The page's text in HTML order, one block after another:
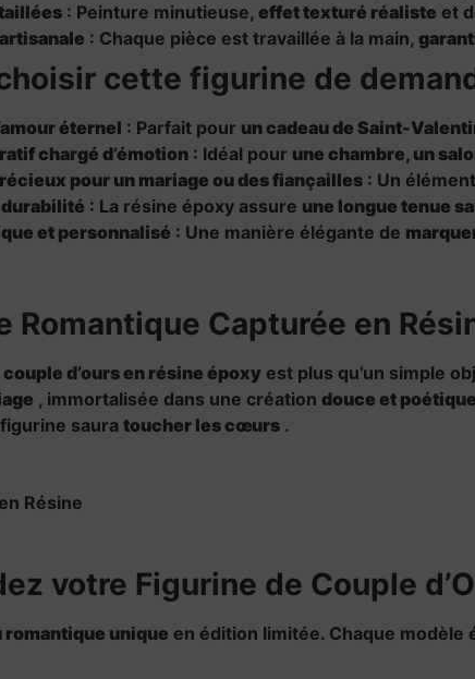
: Peinture minutieuse, effet texturé réaliste et
: Chaque pièce est travaillée à la main,
cette figurine de
éternel : Parfait pour un cadeau de Saint-
chargé d’émotion : Idéal pour une chambre, un
pour un mariage ou des fiançailles : Un
: La résine époxy assure une longue tenue
et personnalisé : Une manière élégante de
Romantique Capturée en
d’ours en résine époxy est plus qu’un simple
, immortalisée dans une création douce et poétique
saura toucher les cœurs .
votre Figurine de Couple
romantique unique en édition limitée. Chaque modèle